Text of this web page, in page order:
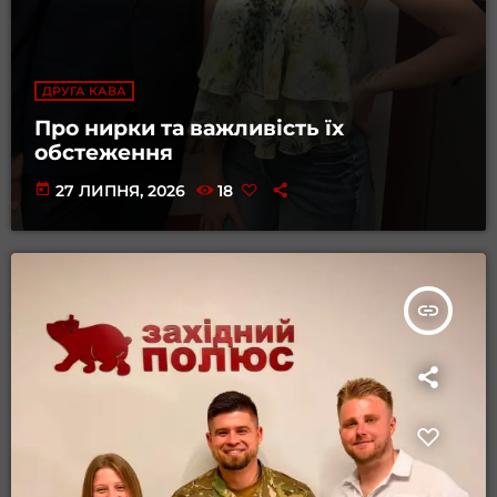
ДРУГА КАВА
Про нирки та важливість їх
обстеження
today 27 ЛИПНЯ, 2026 18
insert_link